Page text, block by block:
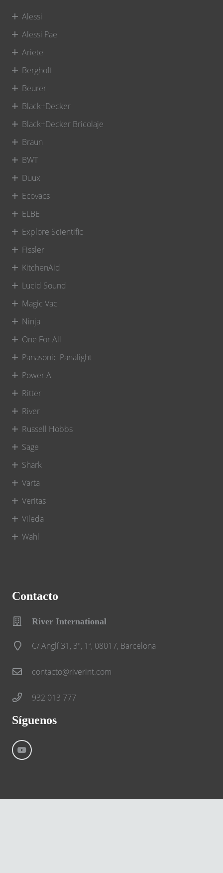
Alessi
Alessi Pae
Ariete
Berghoff
Beurer
Black+Decker
Black+Decker Bricolaje
Braun
BWT
Duux
Ecovacs
ELBE
Explore Scientific
Fissler
KitchenAid
Lucid Sound
Magic Vac
Ninja
One For All
Panasonic-Panalight
Power A
Ritter
River
Russell Hobbs
Sage
Shark
Varta
Veritas
Vileda
Wahl
Contacto
River International
C/ Anglí 31, 3º, 1ª, 08017, Barcelona
contacto@riverint.com
932 013 777
Síguenos